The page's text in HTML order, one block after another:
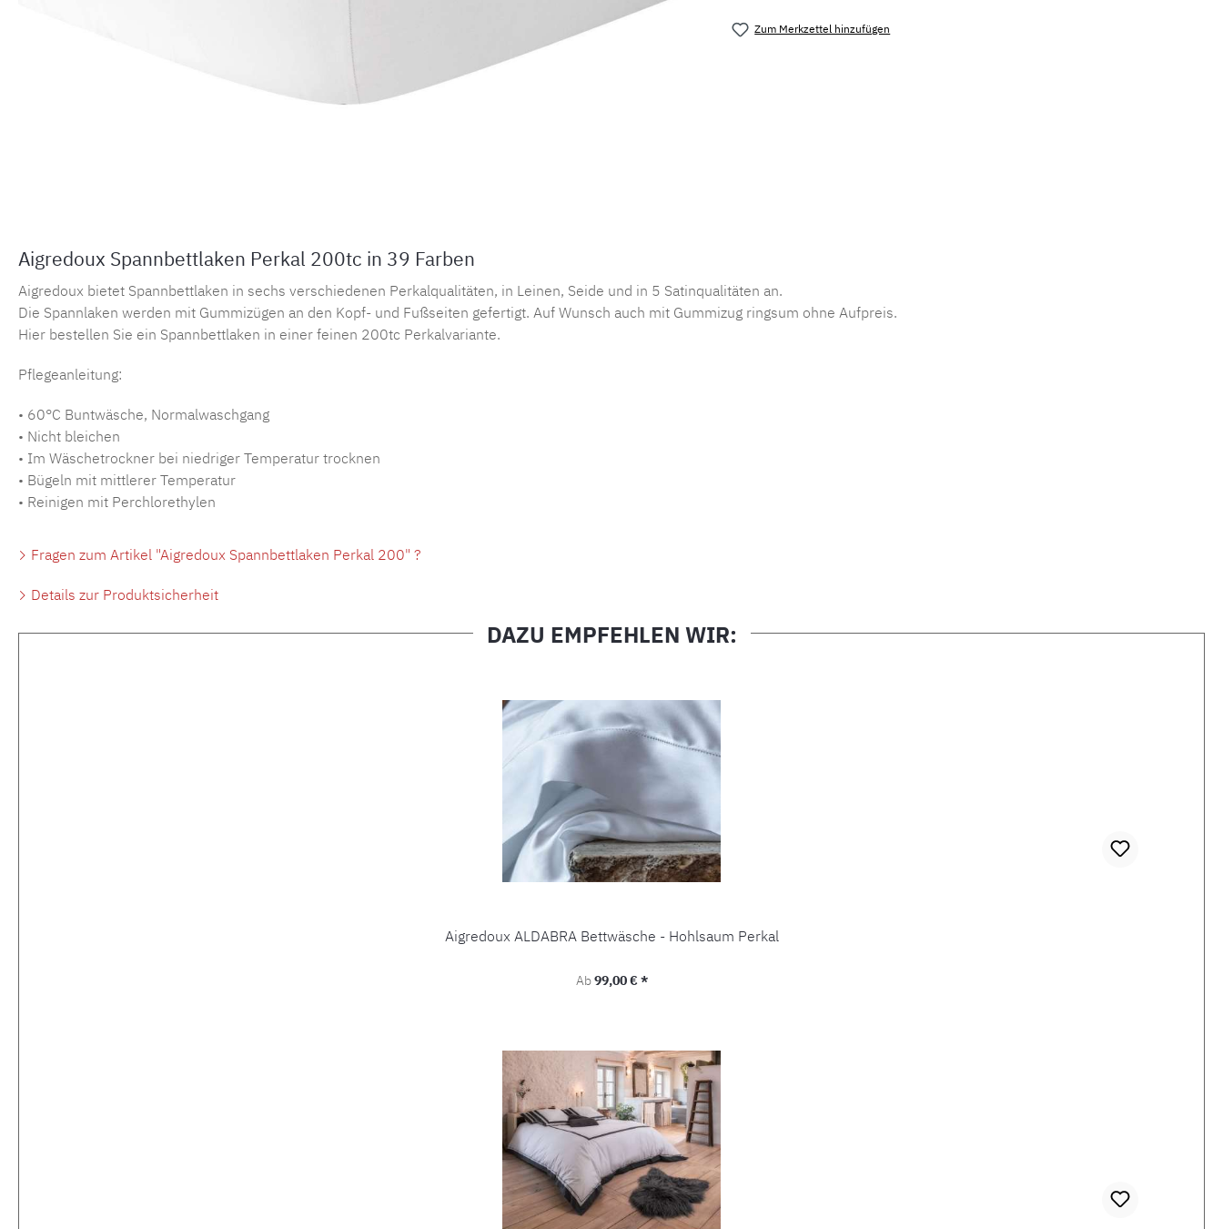
Zum Merkzettel hinzufügen
Aigredoux Spannbettlaken Perkal 200tc in 39 Farben
Aigredoux bietet Spannbettlaken in sechs verschiedenen Perkalqualitäten, in Leinen, Seide und in 5 Satinqualitäten an.
Die Spannlaken werden mit Gummizügen an den Kopf- und Fußseiten gefertigt. Auf Wunsch auch mit Gummizug ringsum ohne Aufpreis.
Hier bestellen Sie ein Spannbettlaken in einer feinen 200tc Perkalvariante.
Pflegeanleitung:
• 60°C Buntwäsche, Normalwaschgang
• Nicht bleichen
• Im Wäschetrockner bei niedriger Temperatur trocknen
• Bügeln mit mittlerer Temperatur
• Reinigen mit Perchlorethylen
Fragen zum Artikel "Aigredoux Spannbettlaken Perkal 200" ?
Details zur Produktsicherheit
DAZU EMPFEHLEN WIR:
Aigredoux ALDABRA Bettwäsche - Hohlsaum Perkal
Regulärer Preis:
Ab99,00 € *